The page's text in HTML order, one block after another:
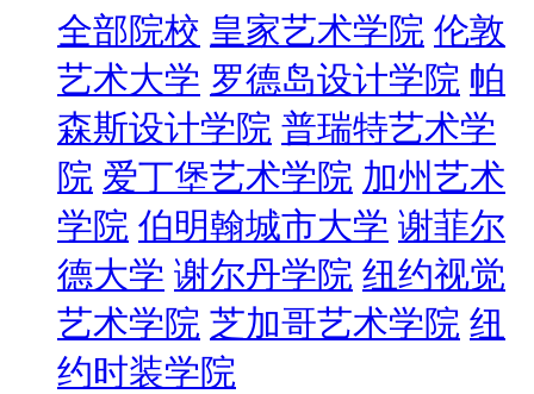
全部院校 皇家艺术学院 伦敦
艺术大学 罗德岛设计学院 帕
森斯设计学院 普瑞特艺术学
院 爱丁堡艺术学院 加州艺术
学院 伯明翰城市大学 谢菲尔
德大学 谢尔丹学院 纽约视觉
艺术学院 芝加哥艺术学院 纽
约时装学院